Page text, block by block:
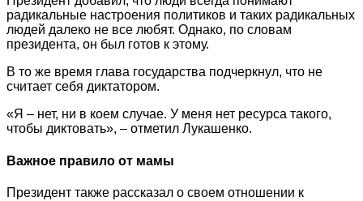
радикальные настроения политиков и таких радикальных
людей далеко не все любят. Однако, по словам
президента, он был готов к этому.
В то же время глава государства подчеркнул, что не
считает себя диктатором.
«Я – нет, ни в коем случае. У меня нет ресурса такого,
чтобы диктовать», – отметил Лукашенко.
Важное правило от мамы
Президент также рассказал о своем отношении к